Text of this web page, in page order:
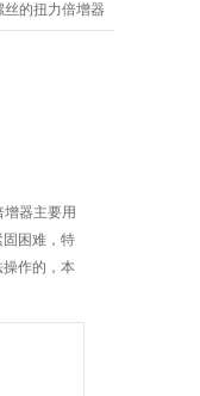
丝的扭力倍增器
器主要用
困难，特
作的，本